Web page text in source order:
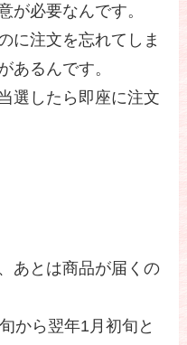
が必要なんです。
に注文を忘れてしま
あるんです。
選したら即座に注文
あとは商品が届くの
から翌年1月初旬と